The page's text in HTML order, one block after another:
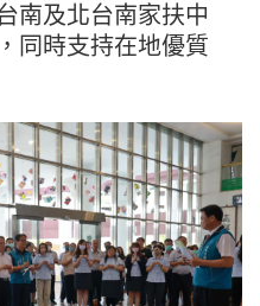
南及北台南家扶中
同時支持在地優質